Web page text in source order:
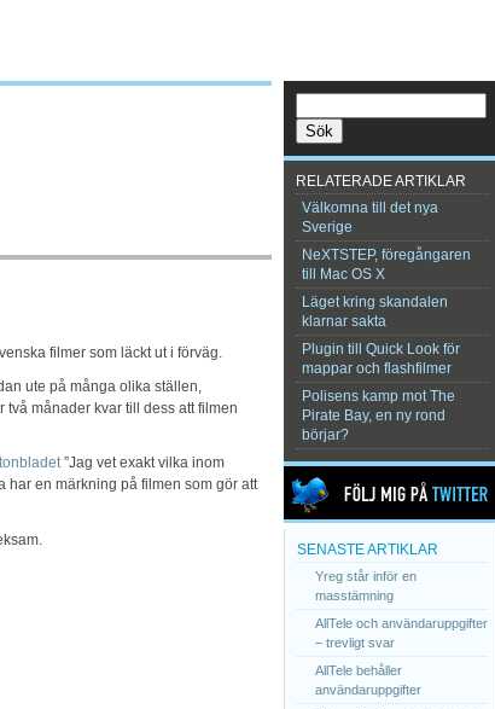
filmer som läckt ut i förväg.
ute på många olika ställen,
månader kvar till dess att filmen
”Jag vet exakt vilka inom
har en märkning på filmen som gör att
RELATERADE ARTIKLAR
Välkomna till det nya
Sverige
NeXTSTEP, föregångaren
till Mac OS X
Läget kring skandalen
klarnar sakta
Plugin till Quick Look för
mappar och flashfilmer
Polisens kamp mot The
Pirate Bay, en ny rond
börjar?
SENASTE ARTIKLAR
Yreg står inför en
masstämning
AllTele och användaruppgifter
– trevligt svar
AllTele behåller
användaruppgifter